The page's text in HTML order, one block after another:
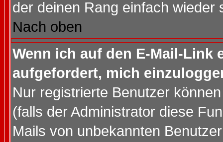
der deinen Rang einfach wieder
Nach oben
Wenn ich auf den E-Mail-Link
aufgefordert, mich
Nur registrierte Benutzer
(falls der Administrator diese
Mails von unbekannten